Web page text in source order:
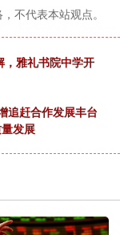
不代表本站观点。
，雅礼书院中学开
追赶合作发展丰台
发展